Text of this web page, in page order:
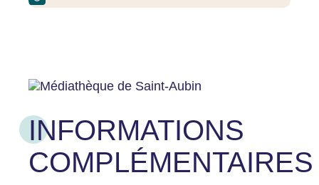
INFORMATIONS
COMPLÉMENTAIRES